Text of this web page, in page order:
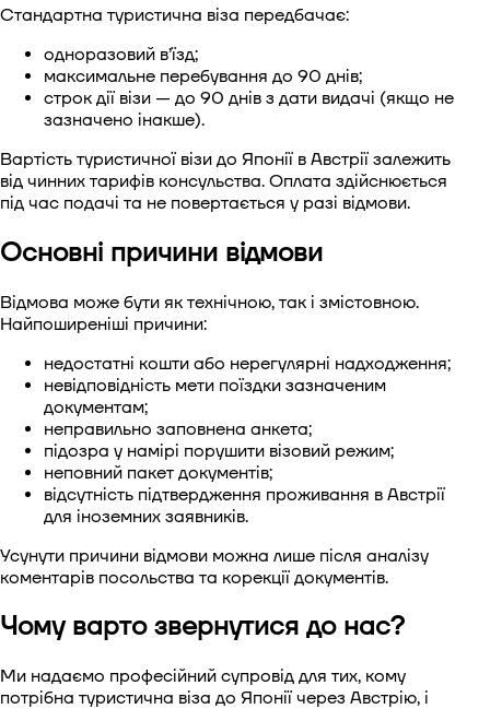
Стандартна туристична віза передбачає:
одноразовий в’їзд;
максимальне перебування до 90 днів;
строк дії візи — до 90 днів з дати видачі (якщо не
зазначено інакше).
Вартість туристичної візи до Японії в Австрії залежить
від чинних тарифів консульства. Оплата здійснюється
під час подачі та не повертається у разі відмови.
Основні причини відмови
Відмова може бути як технічною, так і змістовною.
Найпоширеніші причини:
недостатні кошти або нерегулярні надходження;
невідповідність мети поїздки зазначеним
документам;
неправильно заповнена анкета;
підозра у намірі порушити візовий режим;
неповний пакет документів;
відсутність підтвердження проживання в Австрії
для іноземних заявників.
Усунути причини відмови можна лише після аналізу
коментарів посольства та корекції документів.
Чому варто звернутися до нас?
Ми надаємо професійний супровід для тих, кому
потрібна туристична віза до Японії через Австрію, і